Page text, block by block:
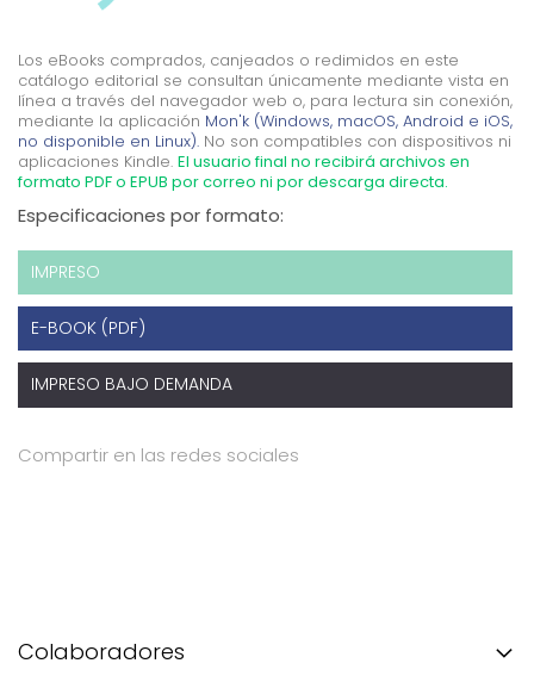
Los eBooks comprados, canjeados o redimidos en este
catálogo editorial se consultan únicamente mediante vista en
línea a través del navegador web o, para lectura sin conexión,
mediante la aplicación Mon'k (Windows, macOS, Android e iOS,
no disponible en Linux). No son compatibles con dispositivos ni
aplicaciones Kindle. El usuario final no recibirá archivos en
formato PDF o EPUB por correo ni por descarga directa.
Especificaciones por formato:
IMPRESO
E-BOOK (PDF)
IMPRESO BAJO DEMANDA
Compartir en las redes sociales
Colaboradores